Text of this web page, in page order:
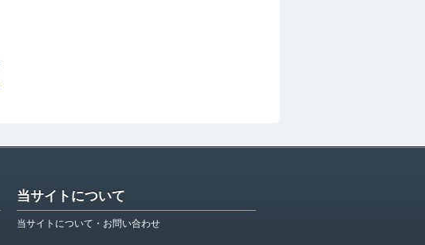
当サイトについて
当サイトについて・お問い合わせ